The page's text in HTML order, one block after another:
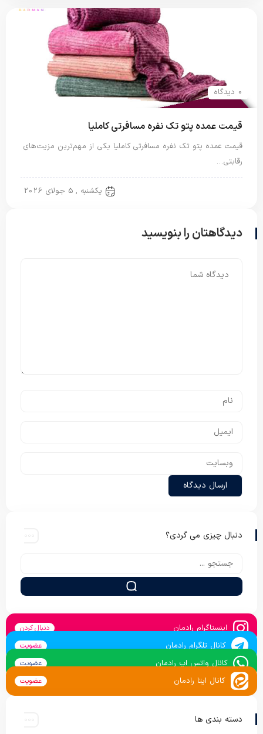
0 دیدگاه
قیمت عمده پتو تک نفره مسافرتی کاملیا
قیمت عمده پتو تک نفره مسافرتی کاملیا یکی از مهم‌ترین مزیت‌های
رقابتی…
یکشنبه , 5 جولای 2026
دیدگاهتان را بنویسید
دنبال چیزی می گردی؟
اینستاگرام رادمان دنبال کردن
کانال تلگرام رادمان عضویت
کانال واتس اپ رادمان عضویت
کانال ایتا رادمان عضویت
دسته بندی ها